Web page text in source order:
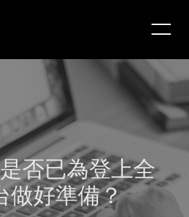
否已為登上全
做好準備？